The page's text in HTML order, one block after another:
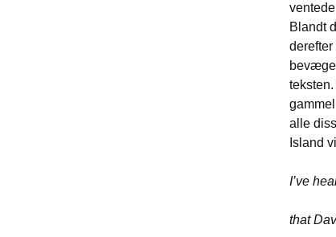
Blandt
derefter
alle
Island
I’ve
that